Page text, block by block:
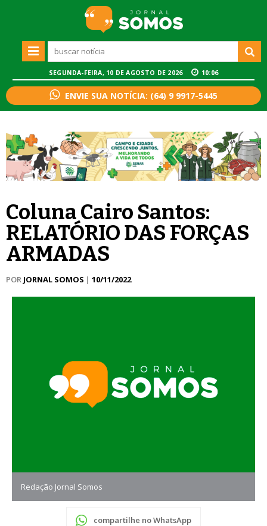
SEGUNDA-FEIRA, 10 DE AGOSTO DE 2026 10:06
ENVIE SUA NOTÍCIA: (64) 9 9917-5445
Coluna Cairo Santos:
RELATÓRIO DAS FORÇAS
ARMADAS
POR JORNAL SOMOS | 10/11/2022
Redação Jornal Somos
compartilhe no WhatsApp